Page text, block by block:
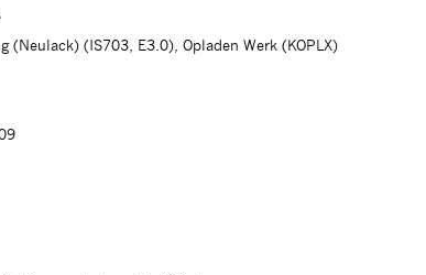
(Neulack) (IS703, E3.0), Opladen Werk (KOPLX)